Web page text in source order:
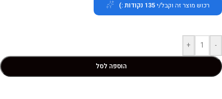
רכוש מוצר זה וקבל/י135 נקודות :)
-
+
הוספה לסל